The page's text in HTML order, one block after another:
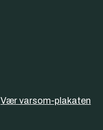
Vær varsom-plakaten